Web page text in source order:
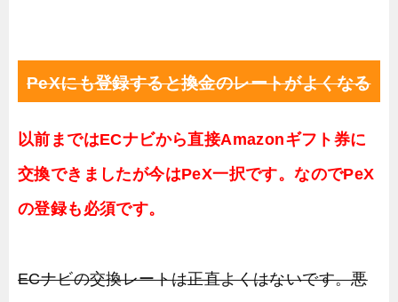
PeXにも登録すると換金のレートがよくなる
以前まではECナビから直接Amazonギフト券に
交換できましたが今はPeX一択です。なのでPeX
の登録も必須です。
ECナビの交換レートは正直よくはないです。悪